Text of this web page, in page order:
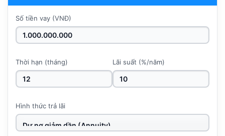
Số tiền vay (VNĐ)
Thời hạn (tháng) Lãi suất (%/năm)
Hình thức trả lãi